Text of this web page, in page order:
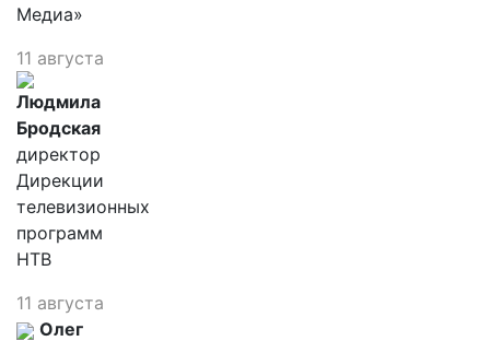
Медиа»
11 августа
Людмила
Бродская
директор
Дирекции
телевизионных
программ
НТВ
11 августа
Олег